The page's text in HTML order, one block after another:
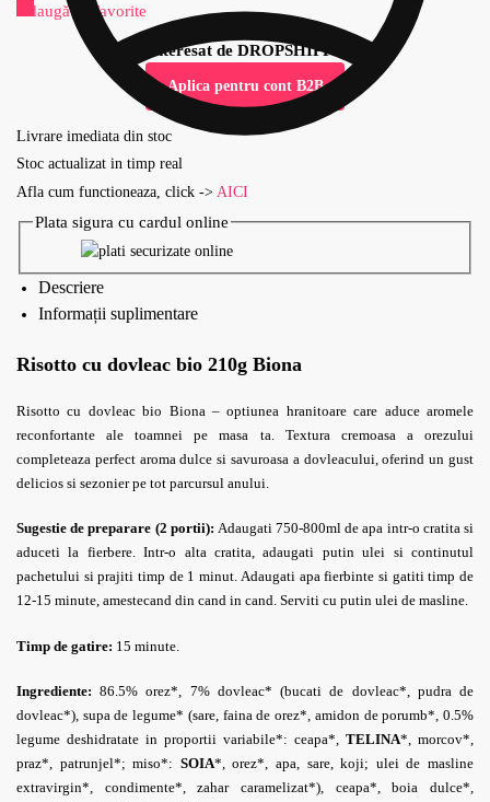
Adaugă la Favorite
Esti interesat de DROPSHIPPING?
Aplica pentru cont B2B
Livrare imediata din stoc
Stoc actualizat in timp real
Afla cum functioneaza, click -> AICI
Plata sigura cu cardul online
Descriere
Informații suplimentare
Risotto cu dovleac bio 210g Biona
Risotto cu dovleac bio Biona – optiunea hranitoare care aduce aromele
reconfortante ale toamnei pe masa ta. Textura cremoasa a orezului
completeaza perfect aroma dulce si savuroasa a dovleacului, oferind un gust
delicios si sezonier pe tot parcursul anului.
Sugestie de preparare (2 portii): Adaugati 750-800ml de apa intr-o cratita si
aduceti la fierbere. Intr-o alta cratita, adaugati putin ulei si continutul
pachetului si prajiti timp de 1 minut. Adaugati apa fierbinte si gatiti timp de
12-15 minute, amestecand din cand in cand. Serviti cu putin ulei de masline.
Timp de gatire: 15 minute.
Ingrediente: 86.5% orez*, 7% dovleac* (bucati de dovleac*, pudra de
dovleac*), supa de legume* (sare, faina de orez*, amidon de porumb*, 0.5%
legume deshidratate in proportii variabile*: ceapa*, TELINA*, morcov*,
praz*, patrunjel*; miso*: SOIA*, orez*, apa, sare, koji; ulei de masline
extravirgin*, condimente*, zahar caramelizat*), ceapa*, boia dulce*,